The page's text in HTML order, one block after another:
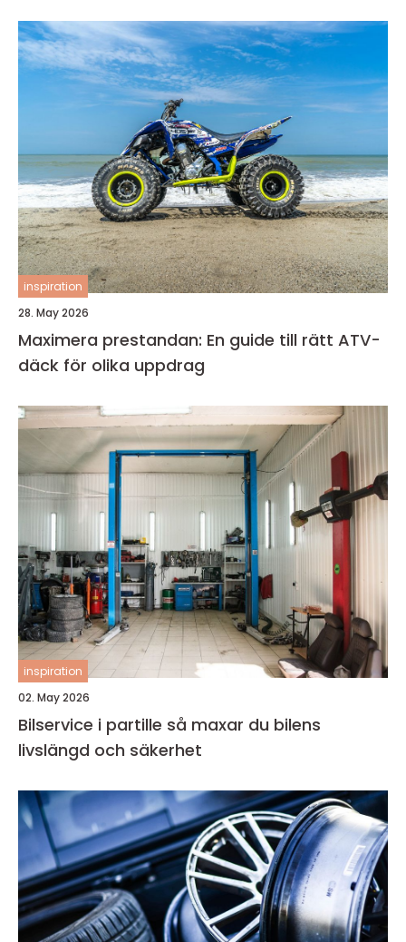
inspiration
28. May 2026
Maximera prestandan: En guide till rätt ATV-
däck för olika uppdrag
inspiration
02. May 2026
Bilservice i partille så maxar du bilens
livslängd och säkerhet